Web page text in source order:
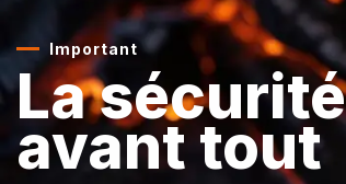
Important
La sécurité
avant tout